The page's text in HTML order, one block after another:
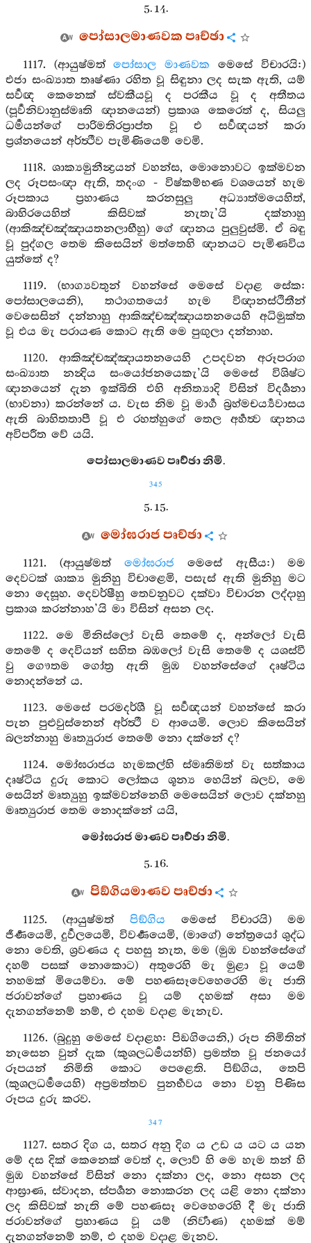
5. 14.
පෝසාලමාණවක පෘච්ඡා
1117. (ආයුෂ්මත්පෝසාල මාණවක මෙසේ විචාරයි:)
එජා සංඛ්‍යාත තෘෂ්ණා රහිත වූ සිඳුනා ලද සැක ඇති, යම්
සර්‍වඥ කෙනෙක් ස්වකීයවූ ද පරකීය වූ ද අතීතය
(පූර්‍වනිවානුස්මෘති ඥානයෙන්) ප්‍රකාශ කෙරෙත් ද, සියලු
ධර්‍මයන්ගේ පාරිමතිරප්‍රාප්ත වූ එ සර්‍වඥයන් කරා
ප්‍රශ්නයෙන් අර්ත්‍ථීව පැමිණියෙම් වෙමි.
1118. ශාක්‍යමුනීන්‍ද්‍රයන් වහන්ස, මොනොවට ඉක්මවන
ලද රූපසංඥා ඇති, තදංග - විෂ්කම්භණ වශයෙන් හැම
රූපකාය ප්‍රහාණය කරනසුලු අධ්‍යාත්මයෙහිත්,
බාහිරයෙහිත් කිසිවක් නැතැ’යි දක්නාහු
(ආකිඤ්චඤ්ඤායතනලාභීහු) ගේ ඥානය පුලුවුස්මි. ඒ බඳු
වූ පුද්ගල තෙම කිසෙයින් මත්තෙහි ඥානයට පැමිණවිය
යුත්තේ ද?
1119. (භාග්‍යවතුන් වහන්සේ මෙසේ වදාළ සේක:
පෝසාලයෙනි), තථාගතයෝ හැම විඥානස්ථිතීන්
වෙසෙසින් දන්නාහු ආකිඤ්චඤ්ඤායතනයෙහි අධිමුක්ත
වූ එය මැ පරායණ කොට ඇති මෙ පුඟුලා දන්නාහ.
1120. ආකිඤ්චඤ්ඤායතනයෙහි උපදවන අරූපරාග
සංඛ්‍යාත නන්‍දිය සංයෝජනයෙකැ’යි මෙසේ විශිෂ්ට
ඥානයෙන් දැන ඉක්බිති එහි අනිත්‍යාදි විසින් විදර්‍ශනා
(භාවනා) කරන්නේ ය. වැස නිම වූ මාර්‍ග බ්‍රහ්මචර්‍ය්‍යවාසය
ඇති බාහිතතාපී වූ එ රහත්හුගේ තෙල අර්‍හත්‍ව ඥානය
අවිපරීත වේ යයි.
පෝසාලමාණව පෘච්ඡා නිමි.
345
5. 15.
මෝඝරාජ පෘච්ඡා
1121. (ආයුෂ්මත්මෝඝරාජ මෙසේ ඇසීය:) මම
දෙවටක් ශාක්‍ය මුනිහු විචාළෙමි, පසැස් ඇති මුනිහු මට
නො දෙසූහ. දෙවර්ෂීහු තෙවනුවට දක්වා විචාරන ලද්දාහු
ප්‍රකාශ කරන්නාහ’යි මා විසින් අසන ලද.
1122. මෙ මිනිස්ලෝ වැසි තෙමේ ද, අන්ලෝ වැසි
තෙමේ ද දෙවියන් සහිත බඹලෝ වැසි තෙමේ ද යශස්වී
වු ගෞතම ගෝත්‍ර ඇති මුඹ වහන්සේගේ දෘෂ්ටිය
නොදන්නේ ය.
1123. මෙසේ පරමදර්ශී වූ සර්‍වඥයන් වහන්සේ කරා
පැන පුළුවුස්නෙන් අර්ත්‍ථී ව ආයෙමි. ලොව කිසෙයින්
බලන්නාහු මෘත්‍යුරාජ තෙමේ නො දක්නේ ද?
1124. මෝඝරාජය හැමකල්හි ස්මෘතිමත් වැ සත්කාය
දෘෂ්ටිය දුරු කොට ලෝකය ශූන්‍ය හෙයින් බලව, මෙ
සෙයින් මෘත්‍යුහු ඉක්මවන්නෙහි මෙසෙයින් ලොව දක්නහු
මෘත්‍යුරාජ තෙම නොදක්නේ යයි,
මෝඝරාජ මාණව පෘච්ඡා නිමි.
5. 16.
පිඞ්ගියමාණව පෘච්ඡා
1125. (ආයුෂ්මත් පිඞ්ගිය මෙසේ විචාරයි) මම
ජීර්‍ණයෙමි, දුර්‍වලයෙමි, විවර්‍ණයෙමි, (මාගේ) නේත්‍රයෝ ශුද්ධ
නො වෙති, ශ්‍රවණය ද පහසු නැත, මම (මුඹ වහන්සේගේ
දහම් පසක් නොකොට) අතුරෙහි මැ මුළා වූ යෙම්
නහමක් මියෙම්වා. මේ පහණසෑවෙහෙරෙහි මැ ජාති
ජරාවන්ගේ ප්‍රහාණය වූ යම් දහමක් අසා මම
දැනගන්නෙම් නම්, එ දහම වදාළ මැනැව.
1126. (බුදුහු මෙසේ වදාළහ: පිඞගියෙනි,) රූප නිමිතින්
නැසෙන වුන් දැක (කුශලධර්‍මයන්හි) ප්‍රමත්ත වූ ජනයෝ
රූපයන් නිමිති කොට පෙළෙති. පිඞ්ගිය, තෙපි
(කුශලධර්‍මයෙහි) අප්‍රමත්තව පුනර්‍භවය නො වනු පිණිස
රූපය දුරු කරව.
347
1127. සතර දිග ය, සතර අනු දිග ය උඩ ය යට ය යන
මේ දස දික් කෙනෙක් වෙත් ද, ලොව් හි මෙ හැම තන් හි
මුඹ වහන්සේ විසින් නො දක්නා ලද, නො අසන ලද
ආඝ්‍රාණ, ස්වාදන, ස්පර්‍ශන නොකරන ලද යළි නො දක්නා
ලද කිසිවක් නැති මේ පහණසෑ වෙහෙරෙහි දී මැ ජාති
ජරාවන්ගේ ප්‍රහාණය වූ යම් (නිර්‍වාණ) දහමක් මම්
දැනගන්නෙම් නම්, එ දහම වදාළ මැනව.